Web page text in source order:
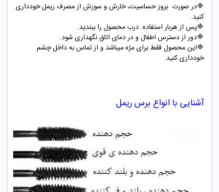
🔷در صورت بروز حساسیت، خارش و سوزش از مصرف ریمل خودداری
کنید.
🔷پس از هربار استفاده درب محصول را ببندید.
🔷دور از دسترس اطفال و در دمای اتاق نگهداری شود.
🔷این محصول فقط برای مژه میباشد و از تماس به داخل چشم
خودداری کنید.
آشنایی با انواع برس ریمل